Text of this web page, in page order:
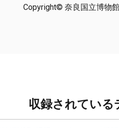
Copyright© 奈良国立博物
収録されている